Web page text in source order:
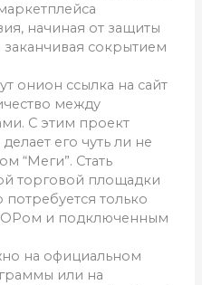
начиная от защиты
сокрытием
онион ссылка на сайт
между
С этим проект
его чуть ли не
“Меги”. Стать
торговой площадки
только
и подключенным
на официальном
или на